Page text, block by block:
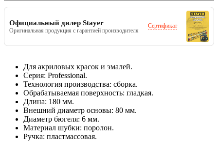
Официальный дилер Stayer
Оригинальная продукция с гарантией производителя
Сертификат
Для акриловых красок и эмалей.
Серия: Professional.
Технология производства: сборка.
Обрабатываемая поверхность: гладкая.
Длина: 180 мм.
Внешний диаметр основы: 80 мм.
Диаметр бюгеля: 6 мм.
Материал шубки: поролон.
Ручка: пластмассовая.